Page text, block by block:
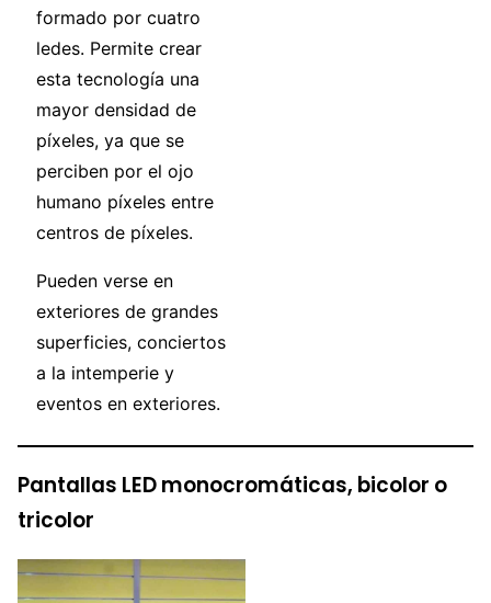
formado por cuatro
ledes. Permite crear
esta tecnología una
mayor densidad de
píxeles, ya que se
perciben por el ojo
humano píxeles entre
centros de píxeles.
Pueden verse en
exteriores de grandes
superficies, conciertos
a la intemperie y
eventos en exteriores.
Pantallas LED monocromáticas, bicolor o
tricolor